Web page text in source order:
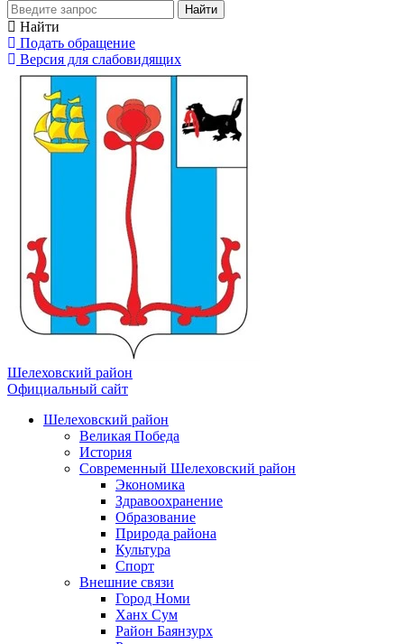
Найти
Найти
Подать обращение
Версия для слабовидящих
Шелеховский район
Официальный сайт
Шелеховский район
Великая Победа
История
Современный Шелеховский район
Экономика
Здравоохранение
Образование
Природа района
Культура
Спорт
Внешние связи
Город Номи
Ханх Сум
Район Баянзурх